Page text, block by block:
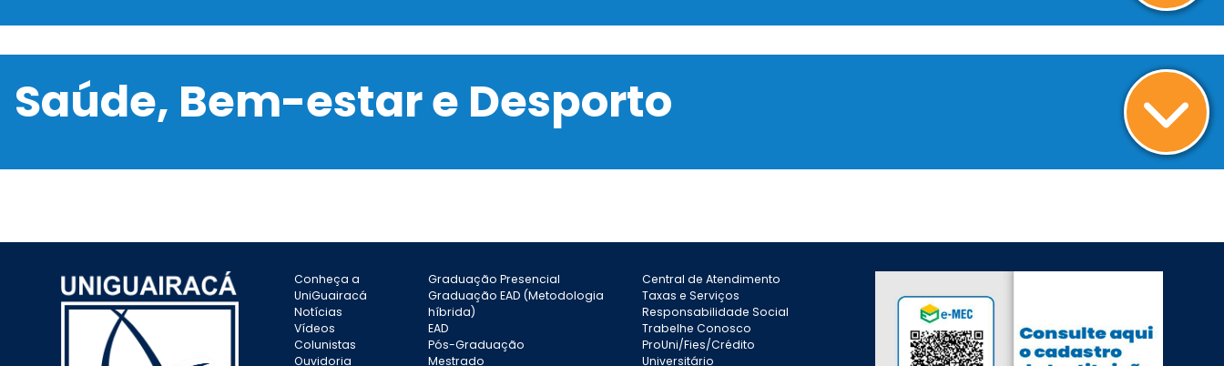
Saúde, Bem-estar e Desporto
Conheça a
UniGuairacá
Notícias
Vídeos
Colunistas
Ouvidoria
Graduação Presencial
Graduação EAD (Metodologia
híbrida)
EAD
Pós-Graduação
Mestrado
Central de Atendimento
Taxas e Serviços
Responsabilidade Social
Trabelhe Conosco
ProUni/Fies/Crédito
Universitário